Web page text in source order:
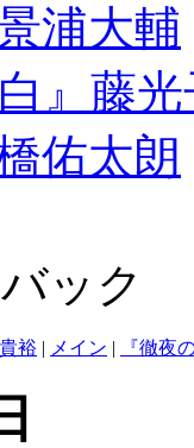
浦大輔
』藤
佑太朗
ック
裕 | メイン | 『徹夜